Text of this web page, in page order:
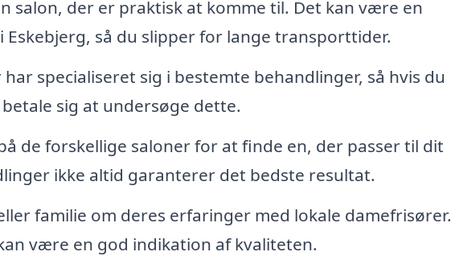
salon, der er praktisk at komme til. Det kan være en
så du slipper for lange transporttider.
specialiseret sig i bestemte behandlinger, så hvis du
sig at undersøge dette.
de forskellige saloner for at finde en, der passer til dit
ikke altid garanterer det bedste resultat.
familie om deres erfaringer med lokale damefrisører.
være en god indikation af kvaliteten.